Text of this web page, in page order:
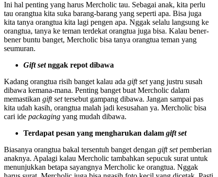
Ini hal penting yang harus Mercholic tau. Sebagai anak, kita perlu
tau orangtua kita suka barang-barang yang seperti apa. Bisa juga
kita tanya orangtua kita lagi pengen apa. Nggak selalu langsung ke
orangtua, tanya ke teman terdekat orangtua juga bisa. Kalau bener-
bener buntu banget, Mercholic bisa tanya orangtua teman yang
seumuran.
Gift setnggak repot dibawa
Kadang orangtua risih banget kalau ada gift setyang justru susah
dibawa kemana-mana. Penting banget buat Mercholic dalam
memastikan gift settersebut gampang dibawa. Jangan sampai pas
kita udah kasih, orangtua malah jadi kesusahan ya. Mercholic bisa
cari ide packaging yang mudah dibawa.
Terdapat pesan yang mengharukan dalam gift set
Biasanya orangtua bakal tersentuh banget dengan gift setpemberian
anaknya. Apalagi kalau Mercholic tambahkan sepucuk surat untuk
menunjukkan betapa sayangnya Mercholic ke orangtua. Nggak